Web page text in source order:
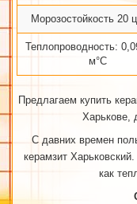
Морозостойкость 20
Теплопроводность:
м°С
Предлагаем купить
Харькове,
С давних времен
керамзит
как